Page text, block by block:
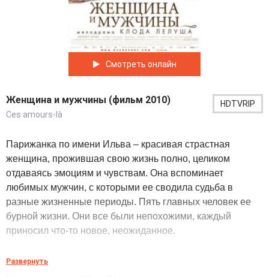
Смотреть онлайн
Женщина и мужчины (фильм 2010)
Ces amours-là
HDTVRIP
Парижанка по имени Ильва – красивая страстная
женщина, прожившая свою жизнь полно, целиком
отдаваясь эмоциям и чувствам. Она вспоминает
любимых мужчин, с которыми ее сводила судьба в
разные жизненные периоды. Пять главных человек ее
бурной жизни. Они все были непохожими, каждый
приносил что-то новое, неожиданное.
Возлюбленные принадлежали к разным социальным
Развернуть